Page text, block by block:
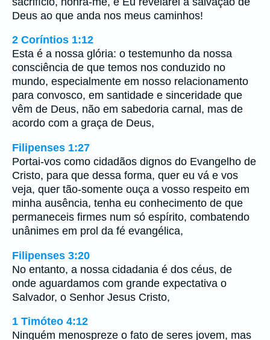
Deus ao que anda nos meus caminhos!
2 Coríntios 1:12
Esta é a nossa glória: o testemunho da nossa
consciência de que temos nos conduzido no
mundo, especialmente em nosso relacionamento
para convosco, em santidade e sinceridade que
vêm de Deus, não em sabedoria carnal, mas de
acordo com a graça de Deus,
Filipenses 1:27
Portai-vos como cidadãos dignos do Evangelho de
Cristo, para que dessa forma, quer eu vá e vos
veja, quer tão-somente ouça a vosso respeito em
minha ausência, tenha eu conhecimento de que
permaneceis firmes num só espírito, combatendo
unânimes em prol da fé evangélica,
Filipenses 3:20
No entanto, a nossa cidadania é dos céus, de
onde aguardamos com grande expectativa o
Salvador, o Senhor Jesus Cristo,
1 Timóteo 4:12
Ninguém menospreze o fato de seres jovem, mas